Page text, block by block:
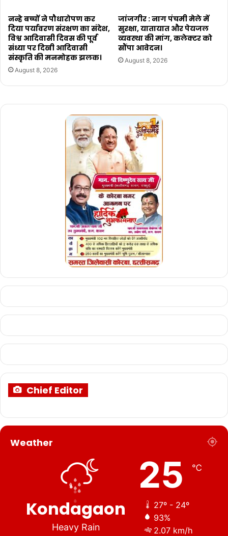
नन्हे बच्चों ने पौधारोपण कर
दिया पर्यावरण संरक्षण का संदेश,
विश्व आदिवासी दिवस की पूर्व
संध्या पर दिखी आदिवासी
संस्कृति की मनमोहक झलक।
August 8, 2026
जांजगीर : नाग पंचमी मेले में
सुरक्षा, यातायात और पेयजल
व्यवस्था की मांग, कलेक्टर को
सौंपा आवेदन।
August 8, 2026
Chief Editor
Weather
Kondagaon
Heavy Rain
25 ℃
27º - 24º
93%
2.07 km/h